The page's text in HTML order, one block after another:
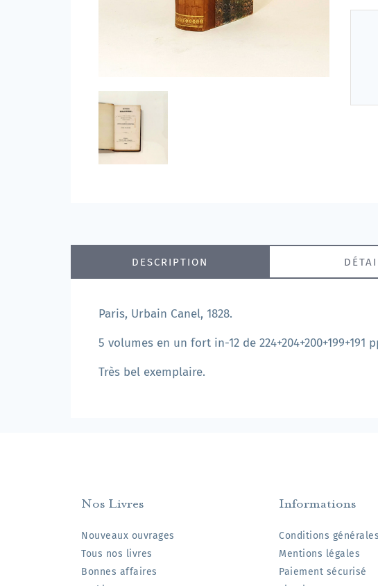
DESCRIPTION
Paris, Urbain Canel, 1828.
5 volumes en un fort in-12 de
Très bel exemplaire.
Nos Livres
Nouveaux ouvrages
Tous nos livres
Bonnes affaires
Informations
Conditions
Mentions légales
Paiement sécurisé